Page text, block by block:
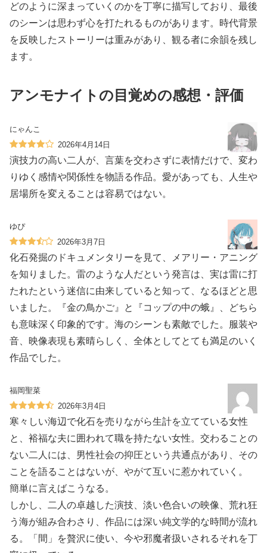
どのように深まっていくのかを丁寧に描写しており、最後
のシーンは思わず心を打たれるものがあります。時代背景
を反映したストーリーは重みがあり、観る者に余韻を残し
ます。
アンモナイトの目覚めの感想・評価
にゃんこ
2026年4月14日
演技力の高い二人が、言葉を交わさずに表情だけで、変わ
りゆく感情や関係性を物語る作品。愛があっても、人生や
居場所を変えることは容易ではない。
ゆぴ
2026年3月7日
化石発掘のドキュメンタリーを見て、メアリー・アニング
を知りました。雷のような人だという発言は、実は雷に打
たれたという迷信に由来していると知って、なるほどと思
いました。『金の鳥かご』と『コップの中の蛾』、どちら
も意味深く印象的です。海のシーンも素敵でした。服装や
音、映像表現も素晴らしく、全体としてとても満足のいく
作品でした。
福岡聖菜
2026年3月4日
寒々しい海辺で化石を売りながら生計を立てている女性
と、裕福な夫に囲われて職を持たない女性。交わることの
ない二人には、男性社会の抑圧という共通点があり、その
ことを語ることはないが、やがて互いに惹かれていく。
簡単に言えばこうなる。
しかし、二人の卓越した演技、淡い色合いの映像、荒れ狂
う海が組み合わさり、作品には深い純文学的な時間が流れ
る。「間」を贅沢に使い、今や邪魔者扱いされるそれを丁